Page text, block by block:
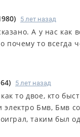
) 5 лет назад
А у нас как
почему то всегда
) 5 лет назад
то двое, кто
электро Бмв, Бмв
таким был